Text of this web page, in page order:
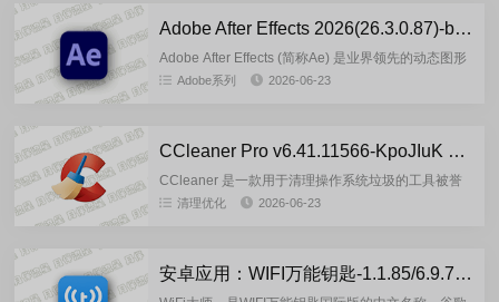
Adobe After Effects 2026(26.3.0.87)-by7997 多语言安装版
Adobe After Effects (简称Ae) 是业界领先的动态图形
创建与布局软件，被许多视觉特效和动态图形开发者
Adobe系列 2026-06-23
CCleaner Pro v6.41.11566-KpoJIuK 多语言绿色便携版
CCleaner 是一款用于清理操作系统垃圾的工具被誉
为全球最受欢迎的PC优化器。是一个易于使用的解决
清理优化 2026-06-23
安卓应用：WIFI万能钥匙-1.1.85/6.9.79 极速版会员版